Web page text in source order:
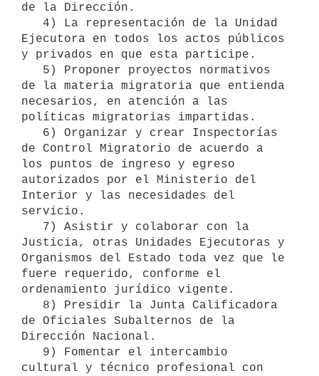
de la Dirección.
Ejecutora en todos los actos públicos
y privados en que esta participe.
de la materia migratoria que entienda
necesarios, en atención a las
políticas migratorias impartidas.
de Control Migratorio de acuerdo a
los puntos de ingreso y egreso
autorizados por el Ministerio del
Interior y las necesidades del
servicio.
Justicia, otras Unidades Ejecutoras y
Organismos del Estado toda vez que le
fuere requerido, conforme el
ordenamiento jurídico vigente.
de Oficiales Subalternos de la
Dirección Nacional.
cultural y técnico profesional con